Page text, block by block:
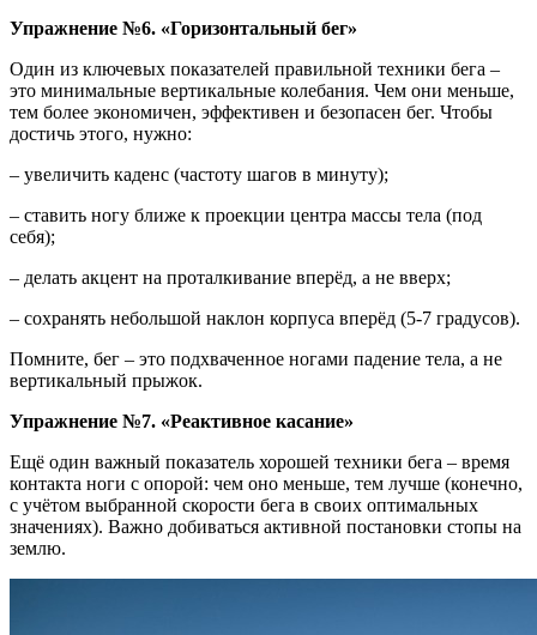
Упражнение №6. «Горизонтальный бег»
Один из ключевых показателей правильной техники бега –
это минимальные вертикальные колебания. Чем они меньше,
тем более экономичен, эффективен и безопасен бег. Чтобы
достичь этого, нужно:
– увеличить каденс (частоту шагов в минуту);
– ставить ногу ближе к проекции центра массы тела (под
себя);
– делать акцент на проталкивание вперёд, а не вверх;
– сохранять небольшой наклон корпуса вперёд (5-7 градусов).
Помните, бег – это подхваченное ногами падение тела, а не
вертикальный прыжок.
Упражнение №7. «Реактивное касание»
Ещё один важный показатель хорошей техники бега – время
контакта ноги с опорой: чем оно меньше, тем лучше (конечно,
с учётом выбранной скорости бега в своих оптимальных
значениях). Важно добиваться активной постановки стопы на
землю.